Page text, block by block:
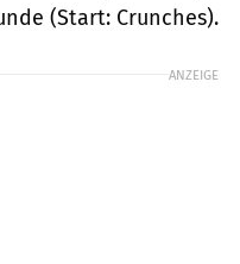
(Start: Crunches).
ANZEIGE